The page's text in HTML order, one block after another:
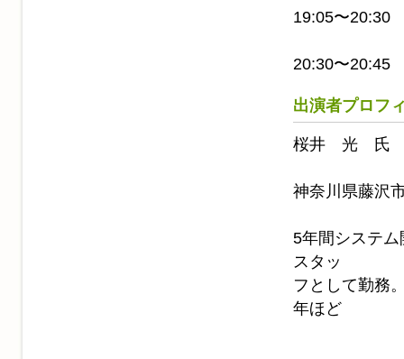
19:05〜20:30
20:30〜20:45
出演者プロフ
桜井 光 氏
神奈川県藤沢
5年間システ
スタッ
フとして勤務
年ほど